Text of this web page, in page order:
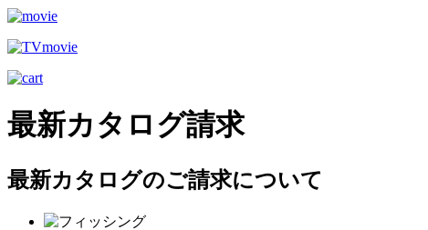
最新カタログ請求
最新カタログのご請求について